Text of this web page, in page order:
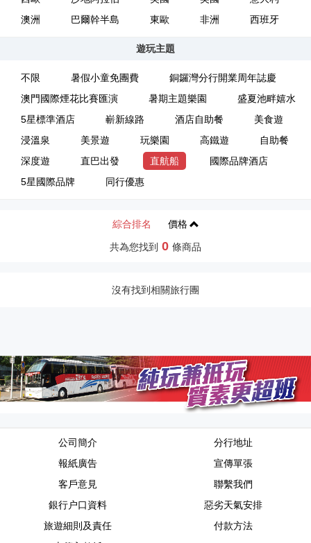
澳洲
巴爾幹半島 東歐 非洲 西班牙
遊玩主題
不限 暑假小童免團費
銅鑼灣分行開業周年誌慶
澳門國際煙花比賽匯演
暑期主題樂園
盛夏池畔嬉水
5星標準酒店
嶄新線路 酒店自助餐
美食遊
浸溫泉
美景遊 玩樂園 高鐵遊
自助餐
深度遊
直巴出發 直航船
國際品牌酒店
5星國際品牌
同行優惠
綜合排名 價格
共為您找到 0 條商品
沒有找到相關旅行團
公司簡介
分行地址
報紙廣告
宣傳單張
客戶意見
聯繫我們
銀行户口資料
惡劣天氣安排
旅遊細則及責任
付款方法